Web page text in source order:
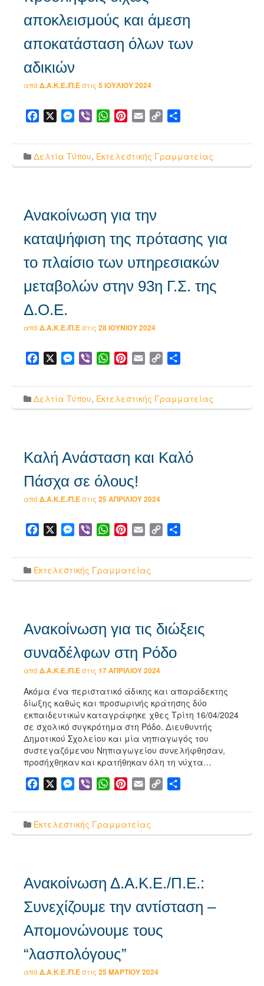
αποκλεισμούς και άμεση
αποκατάσταση όλων των
αδικιών
από Δ.Α.Κ.Ε./Π.Εστις 5 ΙΟΥΛΊΟΥ 2024
Facebook Messenger
Viber WhatsApp
Pinterest
Email Copy
Δελτία Τύπου, Εκτελεστικής Γραμματείας
Ανακοίνωση για την
καταψήφιση της πρότασης για
το πλαίσιο των υπηρεσιακών
μεταβολών στην 93η Γ.Σ. της
Δ.Ο.Ε.
από Δ.Α.Κ.Ε./Π.Εστις 28 ΙΟΥΝΊΟΥ 2024
Facebook Messenger
Viber WhatsApp
Pinterest
Email Copy
Δελτία Τύπου, Εκτελεστικής Γραμματείας
Καλή Ανάσταση και Καλό
Πάσχα σε όλους!
από Δ.Α.Κ.Ε./Π.Εστις 25 ΑΠΡΙΛΊΟΥ 2024
Facebook Messenger
Viber WhatsApp
Pinterest
Email Copy
Εκτελεστικής Γραμματείας
Ανακοίνωση για τις διώξεις
συναδέλφων στη Ρόδο
από Δ.Α.Κ.Ε./Π.Εστις 17 ΑΠΡΙΛΊΟΥ 2024
Ακόμα ένα περιστατικό άδικης και απαράδεκτης
δίωξης καθώς και προσωρινής κράτησης δύο
εκπαιδευτικών καταγράφηκε χθες Τρίτη 16/04/2024
σε σχολικό συγκρότημα στη Ρόδο. Διευθυντής
Δημοτικού Σχολείου και μία νηπιαγωγός του
συστεγαζόμενου Νηπιαγωγείου συνελήφθησαν,
προσήχθηκαν και κρατήθηκαν όλη τη νύχτα…
Facebook Messenger
Viber WhatsApp
Pinterest
Email Copy
Εκτελεστικής Γραμματείας
Ανακοίνωση Δ.Α.Κ.Ε./Π.Ε.:
Συνεχίζουμε την αντίσταση –
Απομονώνουμε τους
“λασπολόγους”
από Δ.Α.Κ.Ε./Π.Εστις 25 ΜΑΡΤΊΟΥ 2024